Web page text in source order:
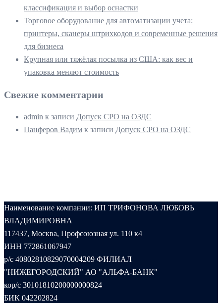
классификация и выбор оснастки
Торговое оборудование для автоматизации учета:
принтеры, сканеры штрихкодов и современные решения
для бизнеса
Крупная или тяжёлая посылка из США: как вес и
упаковка меняют стоимость
Свежие комментарии
admin к записи Допуск СРО на ОЗДС
Панферов Вадим к записи Допуск СРО на ОЗДС
Наименование компании: ИП ТРИФОНОВА ЛЮБОВЬ
ВЛАДИМИРОВНА
117437, Москва, Профсоюзная ул. 110 к4
ИНН 772861067947
р/с 40802810829070004209 ФИЛИАЛ
"НИЖЕГОРОДСКИЙ" АО "АЛЬФА-БАНК"
кор/с 30101810200000000824
БИК 042202824